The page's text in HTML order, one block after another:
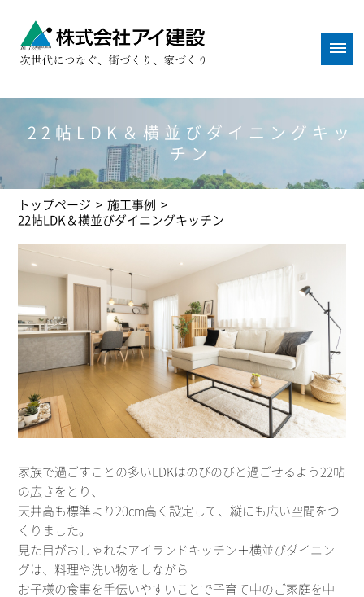
22帖LDK＆横並びダイニングキッ
チン
トップページ >施工事例
>
22帖LDK＆横並びダイニングキッチン
家族で過ごすことの多いLDKはのびのびと過ごせるよう22帖
の広さをとり、
天井高も標準より20cm高く設定して、縦にも広い空間をつ
くりました。
見た目がおしゃれなアイランドキッチン＋横並びダイニン
グは、料理や洗い物をしながら
お子様の食事を手伝いやすいことで子育て中のご家庭を中